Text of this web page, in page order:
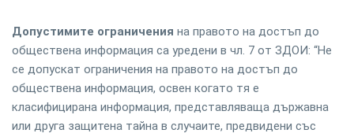
Допустимите ограничения на правото на достъп до
обществена информация са уредени в чл. 7 от ЗДОИ: “Не
се допускат ограничения на правото на достъп до
обществена информация, освен когато тя е
класифицирана информация, представляваща държавна
или друга защитена тайна в случаите, предвидени със